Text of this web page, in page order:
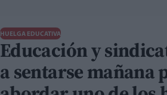
HUELGA EDUCATIVA
Educación y
a sentarse mañana